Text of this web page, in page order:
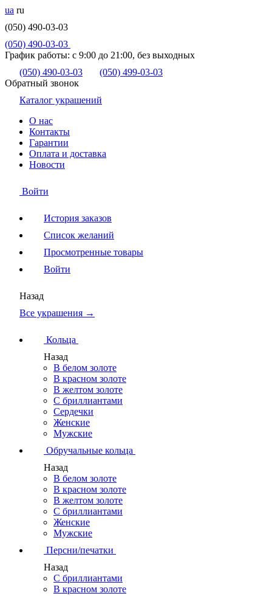
ua ru
(050) 490-03-03
(050) 490-03-03
График работы: с 9:00 до 21:00, без выходных
(050) 490-03-03
(050) 499-03-03
Обратный звонок
Каталог украшений
О нас
Контакты
Гарантии
Оплата и доставка
Новости
Войти
История заказов
Список желаний
Просмотренные товары
Войти
Назад
Все украшения →
Кольца
Назад
В белом золоте
В красном золоте
В желтом золоте
С бриллиантами
Сердечки
Женские
Мужские
Обручальные кольца
Назад
В белом золоте
В красном золоте
В желтом золоте
С бриллиантами
Женские
Мужские
Персни/печатки
Назад
С бриллиантами
В красном золоте